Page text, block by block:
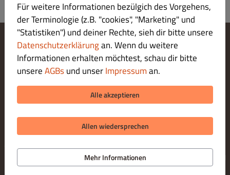
Cookie-Einstellungen ändern
Kontaktiere uns
Datenschutzerklärung
Allgemeine Geschäftsbedingungen
© 2026 Japan Haus
Online Bestellsystem für Gastronomie bereitgestellt von
Für weitere Informationen bezülgich des Vorgehens,
der Terminologie (z.B. "cookies", "Marketing" und
"Statistiken") und deiner Rechte, sieh dir bitte unsere
Datenschutzerklärungan. Wenn du weitere
Informationen erhalten möchtest, schau dir bitte
unsereAGBsund unserImpressuman.
Alle akzeptieren
Allen wiedersprechen
Mehr Informationen